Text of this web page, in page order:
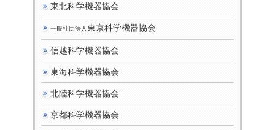
東北科学機器協会
一般社団法人 東京科学機器協会
信越科学機器協会
東海科学機器協会
北陸科学機器協会
京都科学機器協会